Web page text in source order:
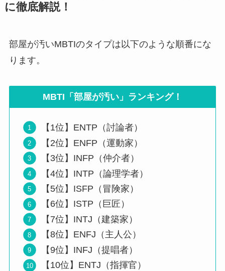
に徹底解説！
部屋が汚いMBTIのタイプは以下のような順番にな
ります。
MBTI「部屋が汚い」ランキング！
【1位】ENTP（討論者）
【2位】ENFP（運動家）
【3位】INFP（仲介者）
【4位】INTP（論理学者）
【5位】ISFP（冒険家）
【6位】ISTP（巨匠）
【7位】INTJ（建築家）
【8位】ENFJ（主人公）
【9位】INFJ（提唱者）
【10位】ENTJ（指揮官）